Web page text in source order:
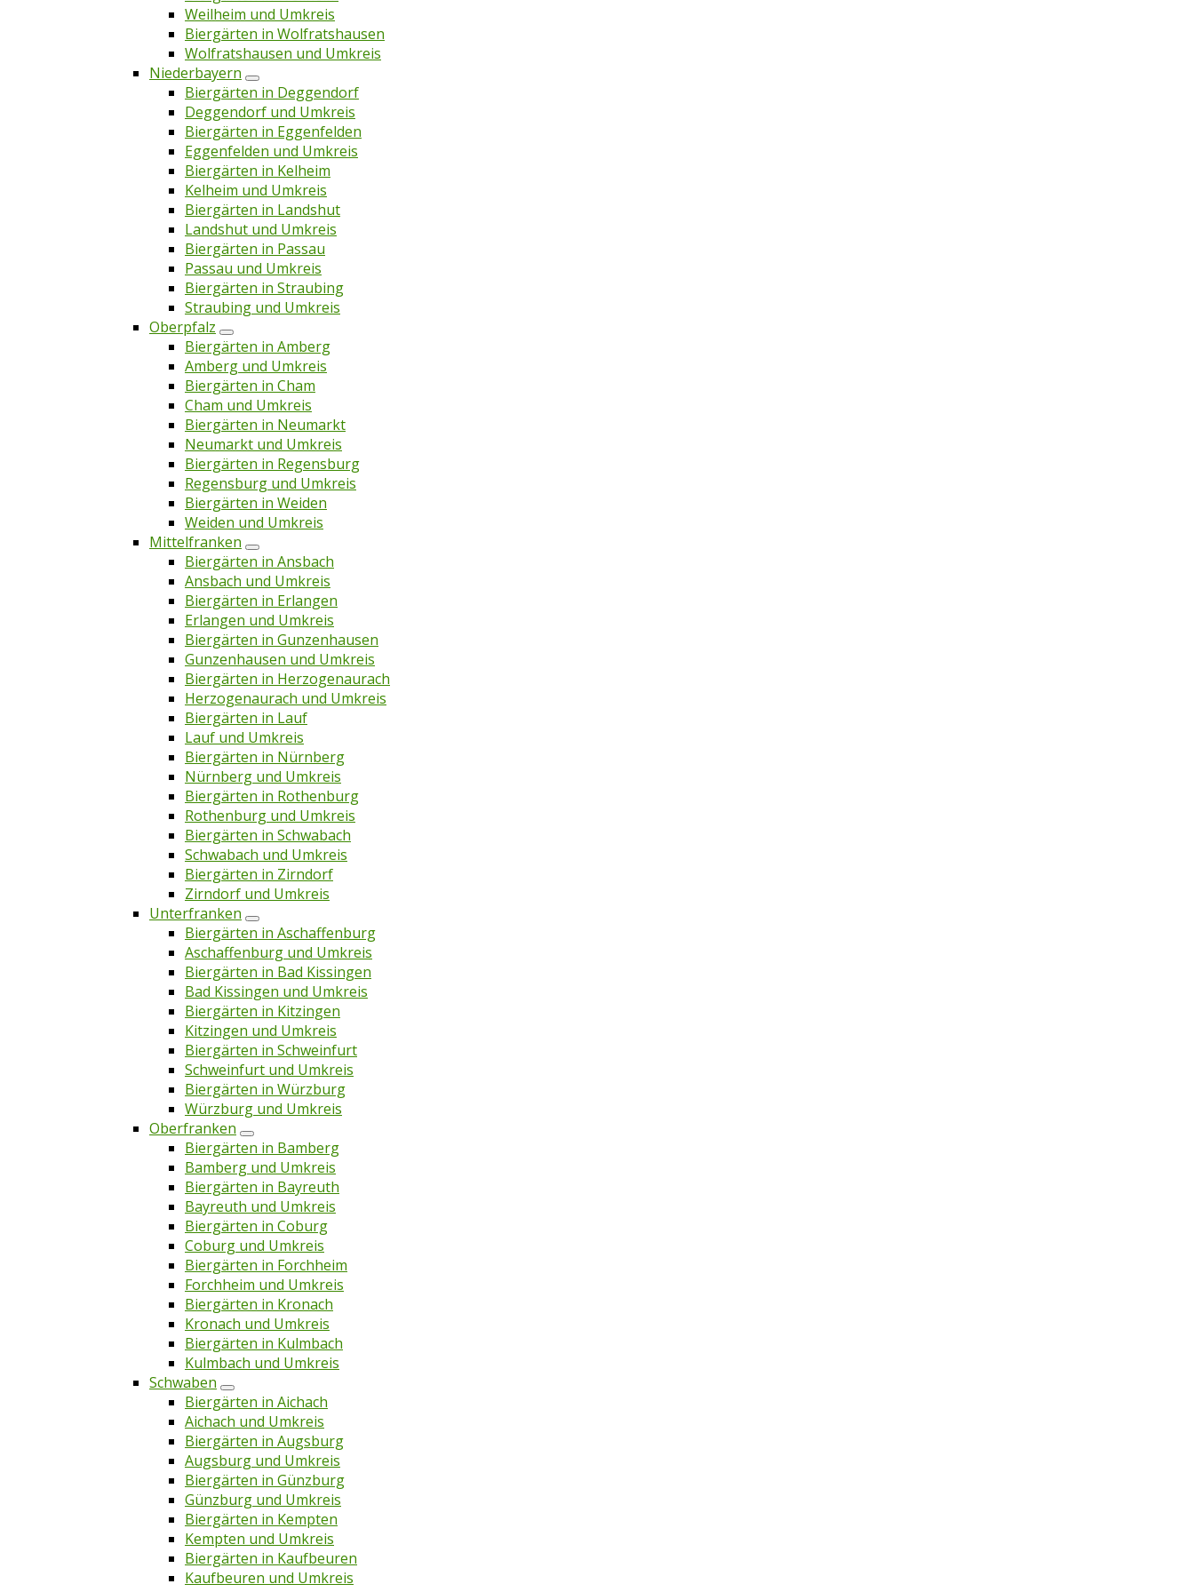
Weilheim und Umkreis
Biergärten in Wolfratshausen
Wolfratshausen und Umkreis
Niederbayern
Biergärten in Deggendorf
Deggendorf und Umkreis
Biergärten in Eggenfelden
Eggenfelden und Umkreis
Biergärten in Kelheim
Kelheim und Umkreis
Biergärten in Landshut
Landshut und Umkreis
Biergärten in Passau
Passau und Umkreis
Biergärten in Straubing
Straubing und Umkreis
Oberpfalz
Biergärten in Amberg
Amberg und Umkreis
Biergärten in Cham
Cham und Umkreis
Biergärten in Neumarkt
Neumarkt und Umkreis
Biergärten in Regensburg
Regensburg und Umkreis
Biergärten in Weiden
Weiden und Umkreis
Mittelfranken
Biergärten in Ansbach
Ansbach und Umkreis
Biergärten in Erlangen
Erlangen und Umkreis
Biergärten in Gunzenhausen
Gunzenhausen und Umkreis
Biergärten in Herzogenaurach
Herzogenaurach und Umkreis
Biergärten in Lauf
Lauf und Umkreis
Biergärten in Nürnberg
Nürnberg und Umkreis
Biergärten in Rothenburg
Rothenburg und Umkreis
Biergärten in Schwabach
Schwabach und Umkreis
Biergärten in Zirndorf
Zirndorf und Umkreis
Unterfranken
Biergärten in Aschaffenburg
Aschaffenburg und Umkreis
Biergärten in Bad Kissingen
Bad Kissingen und Umkreis
Biergärten in Kitzingen
Kitzingen und Umkreis
Biergärten in Schweinfurt
Schweinfurt und Umkreis
Biergärten in Würzburg
Würzburg und Umkreis
Oberfranken
Biergärten in Bamberg
Bamberg und Umkreis
Biergärten in Bayreuth
Bayreuth und Umkreis
Biergärten in Coburg
Coburg und Umkreis
Biergärten in Forchheim
Forchheim und Umkreis
Biergärten in Kronach
Kronach und Umkreis
Biergärten in Kulmbach
Kulmbach und Umkreis
Schwaben
Biergärten in Aichach
Aichach und Umkreis
Biergärten in Augsburg
Augsburg und Umkreis
Biergärten in Günzburg
Günzburg und Umkreis
Biergärten in Kempten
Kempten und Umkreis
Biergärten in Kaufbeuren
Kaufbeuren und Umkreis